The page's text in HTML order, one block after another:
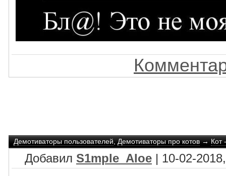
Демотиваторы пользователей,Демотиваторы про котов→Кот
Добавил S1mple_Aloe | 10-02-